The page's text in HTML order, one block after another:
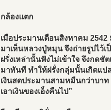
กล้องแตก
เมือประมานเดือนสิงหาคม
มาเห็นหลวงปู่หมุน จึงถ่ายรูปไว้
ฝรั่งเหล่านั้นฟังไม่เข้าใจ จึงกด
มาทันที ทำให้ฝรั่งกลุ่มนั้นเกิดแป
เงินสดประมานสามหมืนกว่าบา
เอาเงินของเอ็งคืนไป”